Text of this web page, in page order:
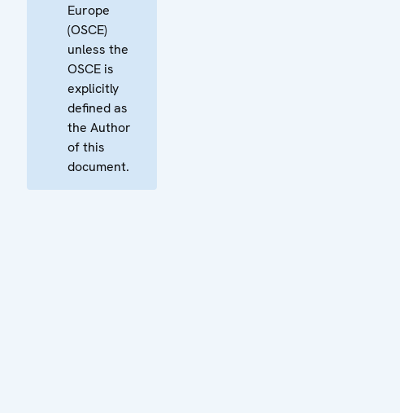
Europe
(OSCE)
unless the
OSCE is
explicitly
defined as
the Author
of this
document.